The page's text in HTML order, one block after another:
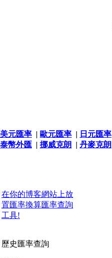
美元匯率 | 歐元匯率 | 日元匯率
泰幣外匯 | 挪威克朗 | 丹麥克朗
在你的博客網站上放
置匯率換算匯率查詢
工具!
歷史匯率查詢